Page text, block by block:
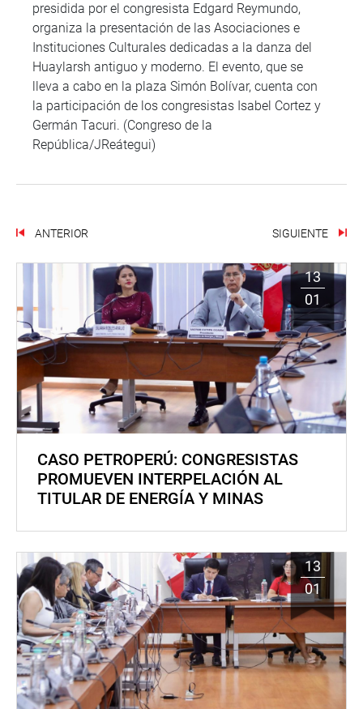
presidida por el congresista Edgard Reymundo,
organiza la presentación de las Asociaciones e
Instituciones Culturales dedicadas a la danza del
Huaylarsh antiguo y moderno. El evento, que se
lleva a cabo en la plaza Simón Bolívar, cuenta con
la participación de los congresistas Isabel Cortez y
Germán Tacuri. (Congreso de la
República/JReátegui)
ANTERIOR SIGUIENTE
13
01
CASO PETROPERÚ: CONGRESISTAS
PROMUEVEN INTERPELACIÓN AL
TITULAR DE ENERGÍA Y MINAS
13
01